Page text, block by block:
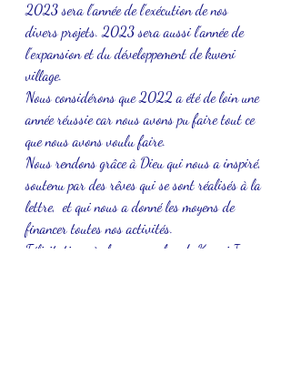
2023 sera l’année de l’exécution de nos
divers projets. 2023 sera aussi l’année de
l’expansion et du développement de kweni
village.
Nous considérons que 2022 a été de loin une
année réussie car nous avons pu faire tout ce
que nous avons voulu faire.
Nous rendons grâce à Dieu qui nous a inspiré,
soutenu par des rêves qui se sont réalisés à la
lettre,  et qui nous a donné les moyens de
financer toutes nos activités.
Félicitations à chaque membre de Kweni Inc.